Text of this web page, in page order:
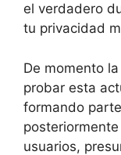
el verdadero
tu privacidad
De momento
probar esta
formando
usuarios,